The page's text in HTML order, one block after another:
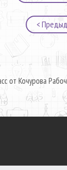
<
от Кочурова